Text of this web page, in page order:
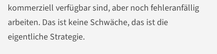
kommerziell verfügbar sind, aber noch fehleranfällig
arbeiten. Das ist keine Schwäche, das ist die
eigentliche Strategie.